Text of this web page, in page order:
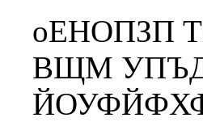
оЕНОПЗП
ВЩМ